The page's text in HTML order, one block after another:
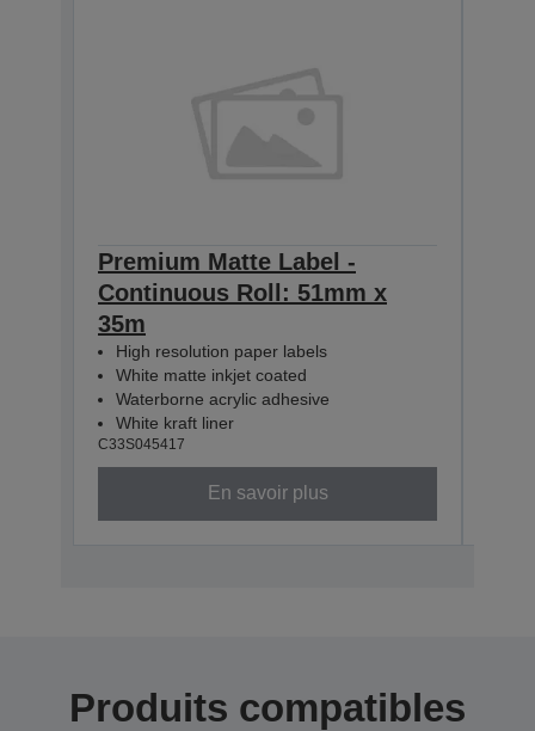
Premium Matte Label -
Continuous Roll: 51mm x
35m
High resolution paper labels
White matte inkjet coated
Waterborne acrylic adhesive
White kraft liner
C33S045417
En savoir plus
Produits compatibles